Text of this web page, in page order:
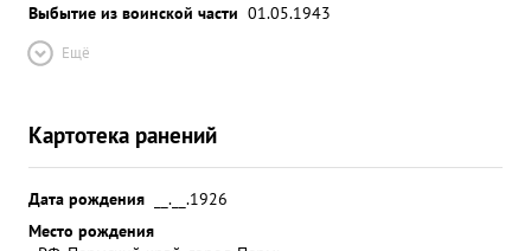
Выбытие из воинской части 01.05.1943
Ещё
Картотека ранений
Дата рождения
__.__.1926
Место рождения